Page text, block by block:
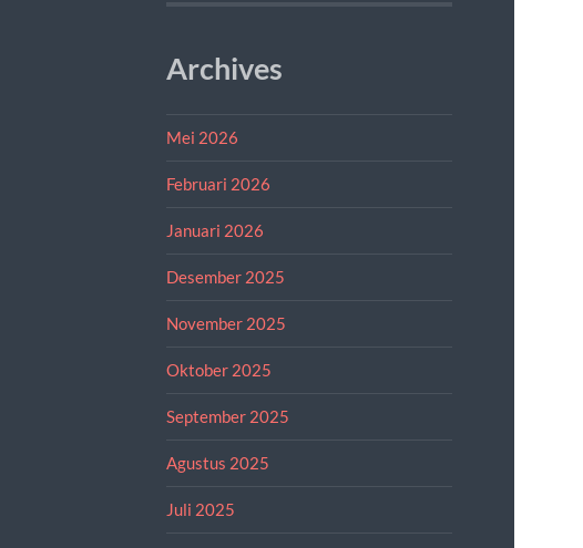
Archives
Mei 2026
Februari 2026
Januari 2026
Desember 2025
November 2025
Oktober 2025
September 2025
Agustus 2025
Juli 2025